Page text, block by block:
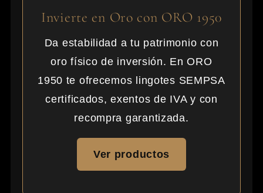
Invierte en Oro con ORO 1950
Da estabilidad a tu patrimonio con
oro físico de inversión. En ORO
1950 te ofrecemos lingotes SEMPSA
certificados, exentos de IVA y con
recompra garantizada.
Ver productos